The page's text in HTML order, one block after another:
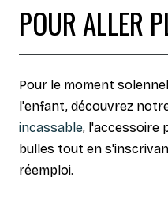
POUR ALLER
Pour le moment
l'enfant, découvrez
incassable, l'accessoire
bulles tout en
réemploi.